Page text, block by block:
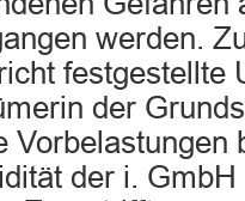
werden.
festgestellte
der
Vorbelastungen
der i.